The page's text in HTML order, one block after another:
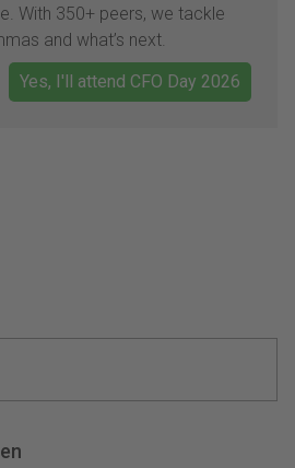
With 350+ peers, we tackle
and what’s next.
Yes, I'll attend CFO Day 2026